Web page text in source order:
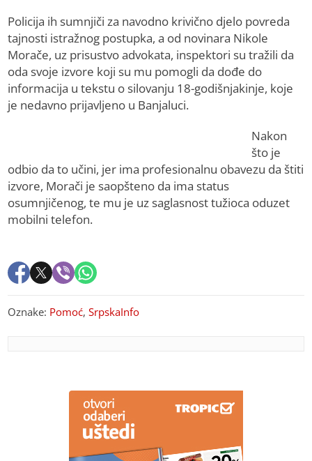
Policija ih sumnjiči za navodno krivično djelo povreda
tajnosti istražnog postupka, a od novinara Nikole
Morače, uz prisustvo advokata, inspektori su tražili da
oda svoje izvore koji su mu pomogli da dođe do
informacija u tekstu o silovanju 18-godišnjakinje, koje
je nedavno prijavljeno u Banjaluci.
Nakon
što je
odbio da to učini, jer ima profesionalnu obavezu da štiti
izvore, Morači je saopšteno da ima status
osumnjičenog, te mu je uz saglasnost tužioca oduzet
mobilni telefon.
Oznake: Pomoć,SrpskaInfo